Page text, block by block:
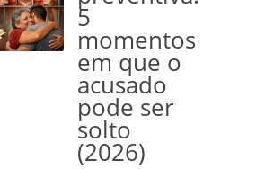
5
momentos
em que o
acusado
pode ser
solto
(2026)